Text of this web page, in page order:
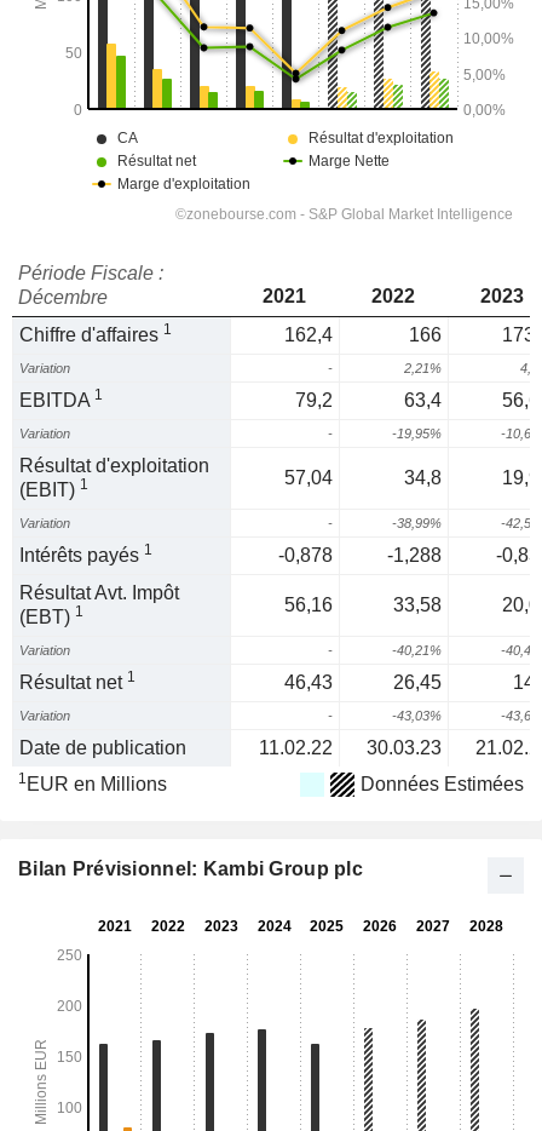
Période Fiscale :
Décembre
2021 2022
2023
Chiffre d'affaires 1 162,4 166
Variation - 2,21%
EBITDA 1 79,2 63,4
Variation - -19,95% -
Résultat d'exploitation
(EBIT) 1 57,04 34,8
Variation - -38,99% -
Intérêts payés 1 -0,878 -1,288
-
Résultat Avt. Impôt
(EBT) 1 56,16 33,58
Variation - -40,21% -
Résultat net 1 46,43 26,45
Variation - -43,03% -
Date de publication 11.02.22 30.03.23
1 EUR en Millions Données Estimées
Bilan Prévisionnel: Kambi Group plc